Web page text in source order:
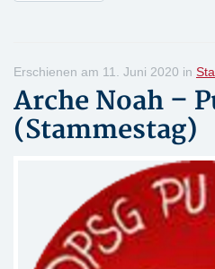
Erschienen am 11. Juni 2020 in
Arche Noah –
(Stammestag)